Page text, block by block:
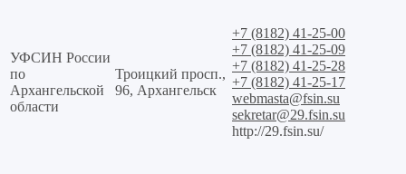
УФСИН России
по
Архангельской
области
Троицкий просп.,
96, Архангельск
+7 (8182) 41-25-00
+7 (8182) 41-25-09
+7 (8182) 41-25-28
+7 (8182) 41-25-17
webmasta@fsin.su
sekretar@29.fsin.su
http://29.fsin.su/